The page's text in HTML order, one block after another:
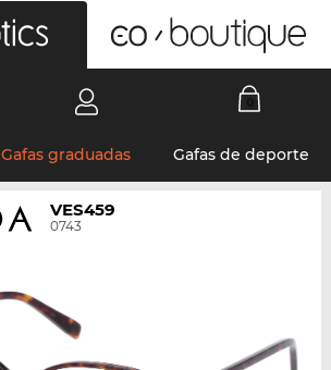
Gafas graduadas Gafas de deporte
VES459
0743